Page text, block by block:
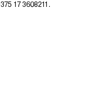
17 3608211.